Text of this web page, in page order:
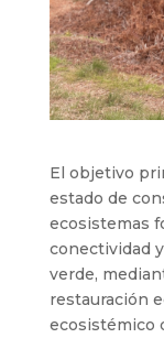
El objetivo
estado de
ecosistemas
conectividad
verde,
restauración
ecosistémico